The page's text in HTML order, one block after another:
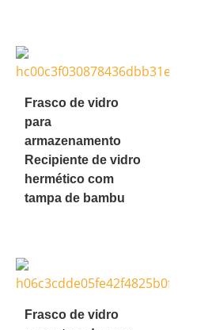
Frasco de vidro
para
armazenamento
Recipiente de vidro
hermético com
tampa de bambu
Frasco de vidro